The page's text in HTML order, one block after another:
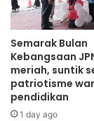
p
r
d
u
k
t
i
a
t
S
u
n
a
t
A
Semarak Bulan
Kebangsaan
meriah, suntik
patriotisme
pendidikan
1 day ago